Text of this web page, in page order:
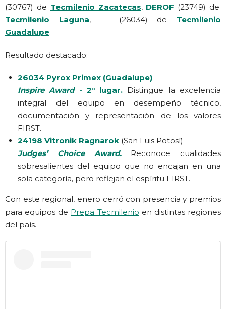
(30767) de Tecmilenio Zacatecas, DEROF (23749) de
Tecmilenio Laguna, (26034) de Tecmilenio
Guadalupe.
Resultado destacado:
26034 Pyrox Primex (Guadalupe)
Inspire Award - 2° lugar. Distingue la excelencia
integral del equipo en desempeño técnico,
documentación y representación de los valores
FIRST.
24198 Vitronik Ragnarok (San Luis Potosí)
Judges’ Choice Award.Reconoce cualidades
sobresalientes del equipo que no encajan en una
sola categoría, pero reflejan el espíritu FIRST.
Con este regional, enero cerró con presencia y premios
para equipos de Prepa Tecmilenio en distintas regiones
del país.